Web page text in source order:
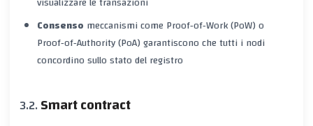
Consenso meccanismi come Proof‑of‑Work (PoW) o
Proof‑of‑Authority (PoA) garantiscono che tutti i nodi
concordino sullo stato del registro
Smart contract